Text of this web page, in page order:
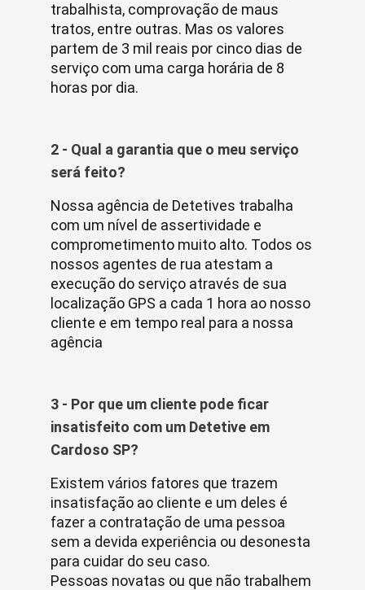
trabalhista, comprovação de maus
tratos, entre outras. Mas os valores
partem de 3 mil reais por cinco dias de
serviço com uma carga horária de 8
horas por dia.
2 - Qual a garantia que o meu serviço
será feito?
Nossa agência de Detetives trabalha
com um nível de assertividade e
comprometimento muito alto. Todos os
nossos agentes de rua atestam a
execução do serviço através de sua
localização GPS a cada 1 hora ao nosso
cliente e em tempo real para a nossa
agência
3 - Por que um cliente pode ficar
insatisfeito com um Detetive em
Cardoso SP?
Existem vários fatores que trazem
insatisfação ao cliente e um deles é
fazer a contratação de uma pessoa
sem a devida experiência ou desonesta
para cuidar do seu caso.
Pessoas novatas ou que não trabalhem